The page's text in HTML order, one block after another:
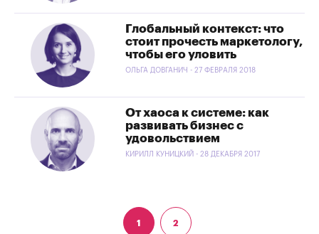
Глобальный контекст: что
стоит прочесть маркетологу,
чтобы его уловить
ОЛЬГА ДОВГАНИЧ - 27 ФЕВРАЛЯ 2018
От хаоса к системе: как
развивать бизнес с
удовольствием
КИРИЛЛ КУНИЦКИЙ - 28 ДЕКАБРЯ 2017
1 2